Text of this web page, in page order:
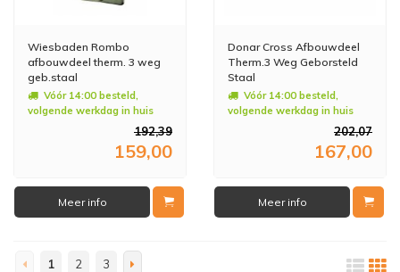
Wiesbaden Rombo
afbouwdeel therm. 3 weg
geb.staal
Vóór 14:00 besteld,
volgende werkdag in huis
192,39
159,00
Meer info
Donar Cross Afbouwdeel
Therm.3 Weg Geborsteld
Staal
Vóór 14:00 besteld,
volgende werkdag in huis
202,07
167,00
Meer info
1 2 3